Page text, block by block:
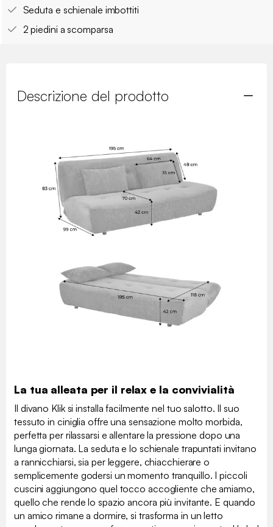
Seduta e schienale imbottiti
2 piedini a scomparsa
Descrizione del prodotto
La tua alleata per il relax e la convivialità
Il divano Klik si installa facilmente nel tuo salotto. Il suo
tessuto in ciniglia offre una sensazione molto morbida,
perfetta per rilassarsi e allentare la pressione dopo una
lunga giornata. La seduta e lo schienale trapuntati invitano
a rannicchiarsi, sia per leggere, chiacchierare o
semplicemente godersi un momento tranquillo. I piccoli
cuscini aggiungono quel tocco accogliente che amiamo,
quello che rende lo spazio ancora più invitante. E quando
un amico rimane a dormire, si trasforma in un letto